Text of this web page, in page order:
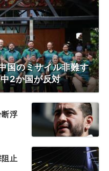
国のミサイル非難す
2か国が反対
浮
止